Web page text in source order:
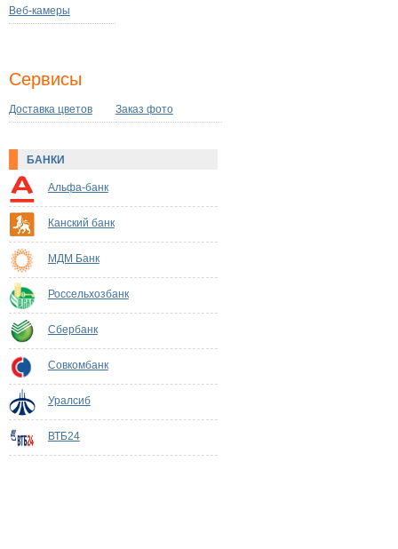
Веб-камеры
Сервисы
Доставка цветов Заказ фото
БАНКИ
Альфа-банк
Канский банк
МДМ Банк
Россельхозбанк
Сбербанк
Совкомбанк
Уралсиб
ВТБ24